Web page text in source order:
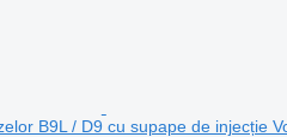
B9L / D9 cu supape de injecție